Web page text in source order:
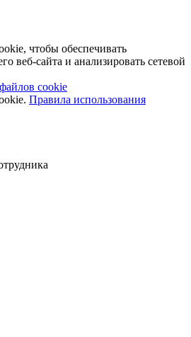
чтобы обеспечивать
веб-сайта и анализировать сетевой
cookie
Правила использования